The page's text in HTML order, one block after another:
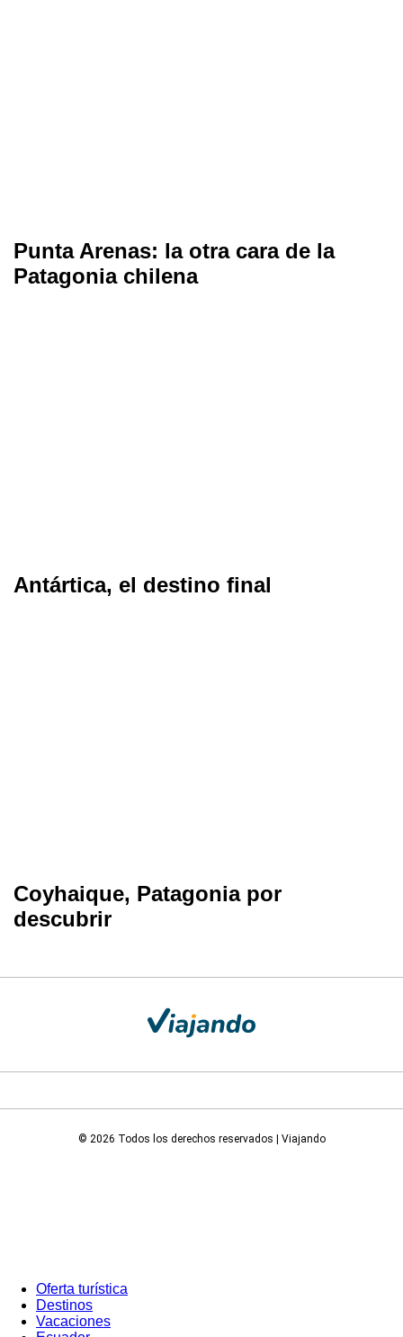
Punta Arenas: la otra cara de la
Patagonia chilena
Antártica, el destino final
Coyhaique, Patagonia por
descubrir
© 2026 Todos los derechos reservados | Viajando
Oferta turística
Destinos
Vacaciones